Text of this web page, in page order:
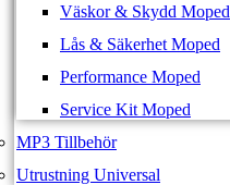
Väskor & Skydd Moped
Lås & Säkerhet Moped
Performance Moped
Service Kit Moped
MP3 Tillbehör
Utrustning Universal